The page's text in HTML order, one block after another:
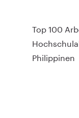
Top 100
Philippinen